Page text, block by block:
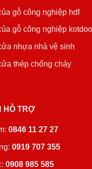
gỗ công nghiệp hdf
gỗ công nghiệp
nhựa nhà vệ sinh
thép chống cháy
HỖ TRỢ
0846 11 27 27
0919 707 355
0908 985 585